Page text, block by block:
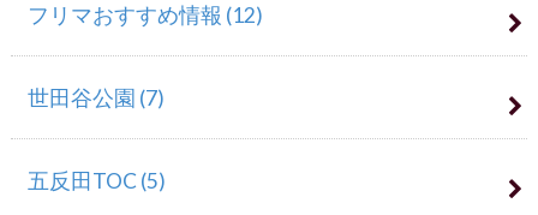
フリマおすすめ情報 (12)
世田谷公園 (7)
五反田TOC(5)